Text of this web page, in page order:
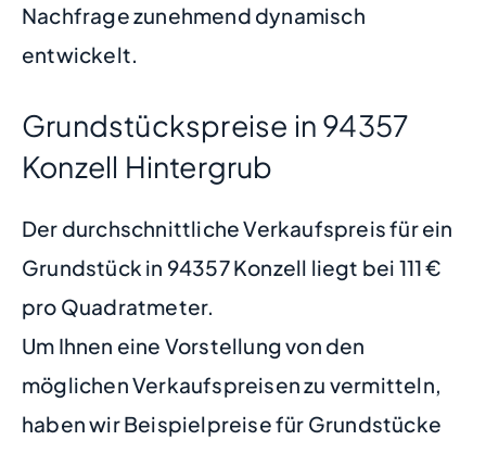
Nachfrage zunehmend dynamisch
entwickelt.
Grundstückspreise in 94357
Konzell Hintergrub
Der durchschnittliche Verkaufspreis für ein
Grundstück in 94357 Konzell liegt bei 111 €
pro Quadratmeter.
Um Ihnen eine Vorstellung von den
möglichen Verkaufspreisen zu vermitteln,
haben wir Beispielpreise für Grundstücke